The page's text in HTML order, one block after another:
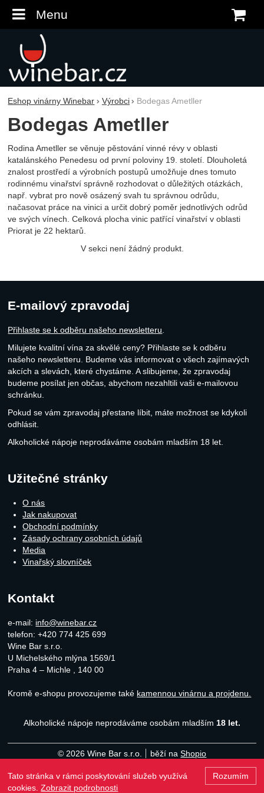
Tato stránka v rámci poskytování služeb využívá
cookies.Zobrazit podrobnosti
Rozumím
Menu
Eshop vinárny Winebar Výrobci Bodegas Ametller
Bodegas Ametller
Rodina Ametller se věnuje pěstování vinné révy v oblasti
katalánského Penedesu od první poloviny 19. století. Dlouholetá
znalost prostředí a výrobních postupů umožňuje dnes tomuto
rodinnému vinařství správně rozhodovat o důležitých otázkách,
např. vybrat pro nově osázený svah tu správnou odrůdu,
načasovat práce na vinici a určit dobrý poměr jednotlivých odrůd
ve svých vínech. Celková plocha vinic patřící vinařství v oblasti
Priorat je 22 hektarů.
V sekci není žádný produkt.
E-mailový zpravodaj
Přihlaste se k odběru našeho newsletteru
Milujete kvalitní vína za skvělé ceny? Přihlaste se k odběru
našeho newsletteru. Budeme vás informovat o všech zajímavých
akcích a slevách, které chystáme. A slibujeme, že zpravodaj
budeme posílat jen občas, abychom nezahltili vaši e-mailovou
schránku.
Pokud se vám zpravodaj přestane líbit, máte možnost se kdykoli
odhlásit.
Alkoholické nápoje neprodáváme osobám mladším 18 let.
Užitečné stránky
O nás
Jak nakupovat
Obchodní podmínky
Zásady ochrany osobních údajů
Media
Vinařský slovníček
Kontakt
e-mail: info@winebar.cz
telefon: +420 774 425 699
Wine Bar s.r.o.
U Michelského mlýna 1569/1
Praha 4 – Michle
140 00
Kromě e-shopu provozujeme také kamennou vinárnu a projdenu.
Alkoholické nápoje neprodáváme osobám mladším 18 let.
© 2026 Wine Bar s.r.o. běží naShopio